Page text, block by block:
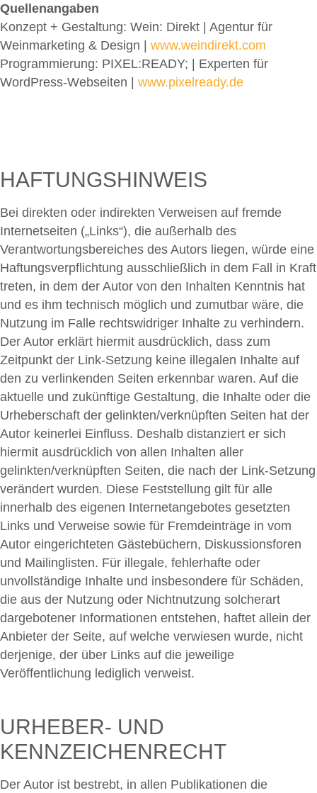
Quellenangaben
Konzept + Gestaltung: Wein: Direkt | Agentur für
Weinmarketing & Design | www.weindirekt.com
Programmierung: PIXEL:READY; | Experten für
WordPress-Webseiten | www.pixelready.de
HAFTUNGSHINWEIS
Bei direkten oder indirekten Verweisen auf fremde
Internetseiten („Links“), die außerhalb des
Verantwortungsbereiches des Autors liegen, würde eine
Haftungsverpflichtung ausschließlich in dem Fall in Kraft
treten, in dem der Autor von den Inhalten Kenntnis hat
und es ihm technisch möglich und zumutbar wäre, die
Nutzung im Falle rechtswidriger Inhalte zu verhindern.
Der Autor erklärt hiermit ausdrücklich, dass zum
Zeitpunkt der Link-Setzung keine illegalen Inhalte auf
den zu verlinkenden Seiten erkennbar waren. Auf die
aktuelle und zukünftige Gestaltung, die Inhalte oder die
Urheberschaft der gelinkten/verknüpften Seiten hat der
Autor keinerlei Einfluss. Deshalb distanziert er sich
hiermit ausdrücklich von allen Inhalten aller
gelinkten/verknüpften Seiten, die nach der Link-Setzung
verändert wurden. Diese Feststellung gilt für alle
innerhalb des eigenen Internetangebotes gesetzten
Links und Verweise sowie für Fremdeinträge in vom
Autor eingerichteten Gästebüchern, Diskussionsforen
und Mailinglisten. Für illegale, fehlerhafte oder
unvollständige Inhalte und insbesondere für Schäden,
die aus der Nutzung oder Nichtnutzung solcherart
dargebotener Informationen entstehen, haftet allein der
Anbieter der Seite, auf welche verwiesen wurde, nicht
derjenige, der über Links auf die jeweilige
Veröffentlichung lediglich verweist.
URHEBER- UND
KENNZEICHENRECHT
Der Autor ist bestrebt, in allen Publikationen die